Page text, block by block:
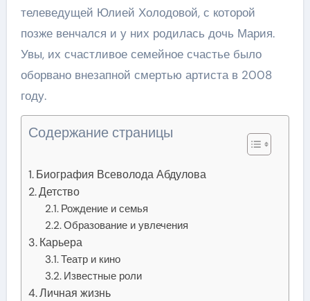
телеведущей Юлией Холодовой, с которой
позже венчался и у них родилась дочь Мария.
Увы, их счастливое семейное счастье было
оборвано внезапной смертью артиста в 2008
году.
Содержание страницы
Биография Всеволода Абдулова
Детство
Рождение и семья
Образование и увлечения
Карьера
Театр и кино
Известные роли
Личная жизнь